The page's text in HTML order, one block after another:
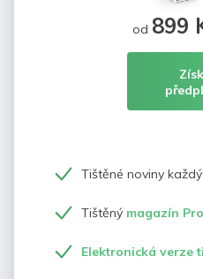
od 899
Tištěné noviny
Tištěný magazín
Elektronická verze